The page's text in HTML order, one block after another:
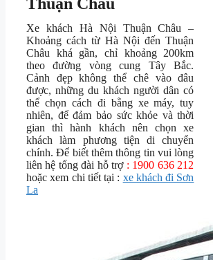
Thuận Châu
Xe khách Hà Nội Thuận Châu –
Khoảng cách từ Hà Nội đến Thuận
Châu khá gần, chỉ khoảng 200km
theo đường vòng cung Tây Bắc.
Cảnh đẹp không thể chê vào đâu
được, những du khách người dân có
thể chọn cách đi bằng xe máy, tuy
nhiên, để đảm bảo sức khỏe và thời
gian thì hành khách nên chọn xe
khách làm phương tiện di chuyển
chính. Để biết thêm thông tin vui lòng
liên hệ tổng đài hỗ trợ : 1900 636 212
hoặc xem chi tiết tại : xe khách đi Sơn
La